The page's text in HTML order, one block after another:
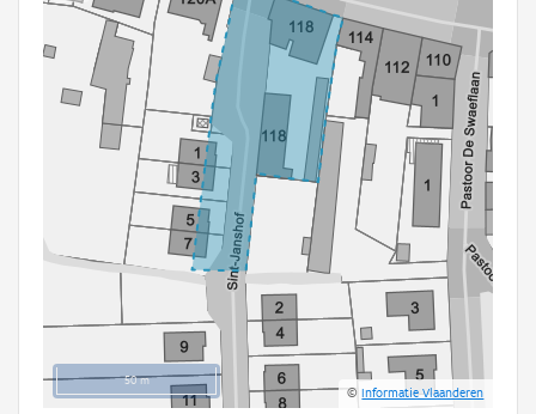
Hergebruik
Aanmelden
50 m
©Informatie Vlaanderen